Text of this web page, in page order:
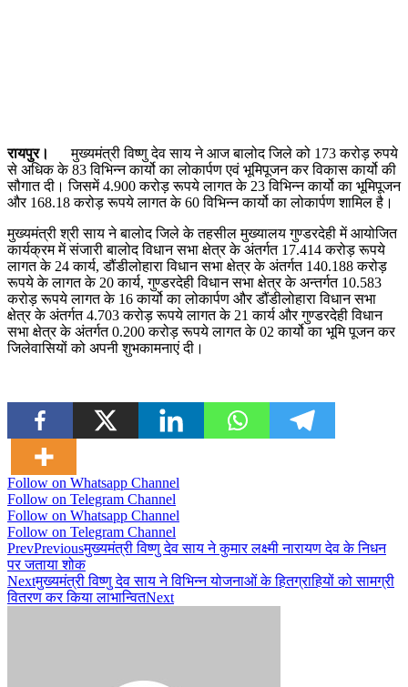
रायपुर।
मुख्यमंत्री विष्णु देव साय ने आज बालोद जिले को 173 करोड़ रुपये
से अधिक के 83 विभिन्न कार्यो का लोकार्पण एवं भूमिपूजन कर विकास कार्यो की
सौगात दी। जिसमें 4.900 करोड़ रूपये लागत के 23 विभिन्न कार्यो का भूमिपूजन
और 168.18 करोड़ रूपये लागत के 60 विभिन्न कार्यो का लोकार्पण शामिल है।
मुख्यमंत्री श्री साय ने बालोद जिले के तहसील मुख्यालय गुण्डरदेही में आयोजित
कार्यक्रम में संजारी बालोद विधान सभा क्षेत्र के अंतर्गत 17.414 करोड़ रूपये
लागत के 24 कार्य, डौंडीलोहारा विधान सभा क्षेत्र के अंतर्गत 140.188 करोड़
रूपये के लागत के 20 कार्य, गुण्डरदेही विधान सभा क्षेत्र के अन्तर्गत 10.583
करोड़ रूपये लागत के 16 कार्यो का लोकार्पण और डौंडीलोहारा विधान सभा
क्षेत्र के अंतर्गत 4.703 करोड़ रूपये लागत के 21 कार्य और गुण्डरदेही विधान
सभा क्षेत्र के अंतर्गत 0.200 करोड़ रूपये लागत के 02 कार्यो का भूमि पूजन कर
जिलेवासियों को अपनी शुभकामनाएं दी।
Follow on Whatsapp Channel
Follow on Telegram Channel
Follow on Whatsapp Channel
Follow on Telegram Channel
PrevPreviousमुख्यमंत्री विष्णु देव साय ने कुमार लक्ष्मी नारायण देव के निधन
पर जताया शोक
Nextमुख्यमंत्री विष्णु देव साय ने विभिन्न योजनाओं के हितग्राहियों को सामग्री
वितरण कर किया लाभान्वितNext